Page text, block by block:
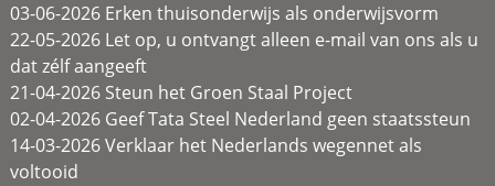
03-06-2026 Erken thuisonderwijs als onderwijsvorm
22-05-2026 Let op, u ontvangt alleen e-mail van ons als u
dat zélf aangeeft
21-04-2026 Steun het Groen Staal Project
02-04-2026 Geef Tata Steel Nederland geen staatssteun
14-03-2026 Verklaar het Nederlands wegennet als
voltooid